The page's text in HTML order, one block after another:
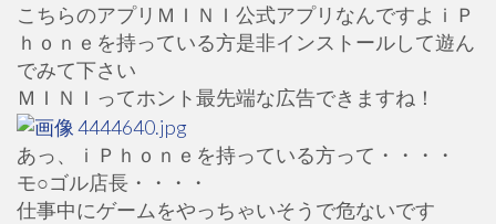
こちらのアプリＭＩＮＩ公式アプリなんですよｉＰ
ｈｏｎｅを持っている方是非インストールして遊ん
でみて下さい
ＭＩＮＩってホント最先端な広告できますね！
あっ、ｉＰｈｏｎｅを持っている方って・・・・
モ○ゴル店長・・・・
仕事中にゲームをやっちゃいそうで危ないです